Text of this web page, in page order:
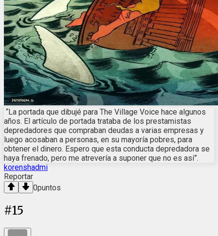
“La portada que dibujé para The Village Voice hace algunos
años. El artículo de portada trataba de los prestamistas
depredadores que compraban deudas a varias empresas y
luego acosaban a personas, en su mayoría pobres, para
obtener el dinero. Espero que esta conducta depredadora se
haya frenado, pero me atrevería a suponer que no es así”.
korenshadmi
Reportar
0puntos
#15